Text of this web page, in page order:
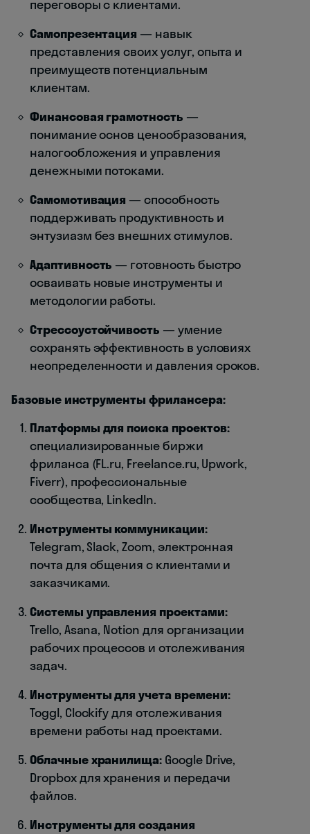
переговоры с клиентами.
Самопрезентация — навык
представления своих услуг, опыта и
преимуществ потенциальным
клиентам.
Финансовая грамотность —
понимание основ ценообразования,
налогообложения и управления
денежными потоками.
Самомотивация — способность
поддерживать продуктивность и
энтузиазм без внешних стимулов.
Адаптивность — готовность быстро
осваивать новые инструменты и
методологии работы.
Стрессоустойчивость — умение
сохранять эффективность в условиях
неопределенности и давления сроков.
Базовые инструменты фрилансера:
Платформы для поиска проектов:
специализированные биржи
фриланса (FL.ru, Freelance.ru, Upwork,
Fiverr), профессиональные
сообщества, LinkedIn.
Инструменты коммуникации:
Telegram, Slack, Zoom, электронная
почта для общения с клиентами и
заказчиками.
Системы управления проектами:
Trello, Asana, Notion для организации
рабочих процессов и отслеживания
задач.
Инструменты для учета времени:
Toggl, Clockify для отслеживания
времени работы над проектами.
Облачные хранилища: Google Drive,
Dropbox для хранения и передачи
файлов.
Инструменты для создания